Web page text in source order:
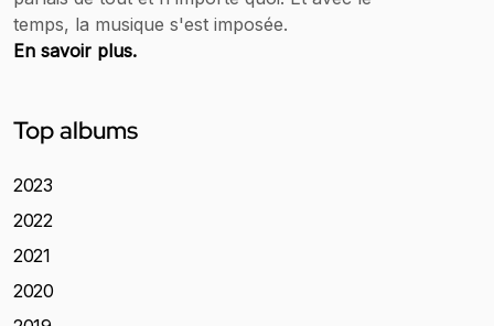
temps, la musique s'est imposée.
En savoir plus.
Top albums
2023
2022
2021
2020